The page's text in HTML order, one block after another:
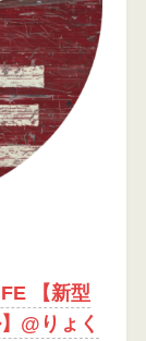
【新型
@りょく